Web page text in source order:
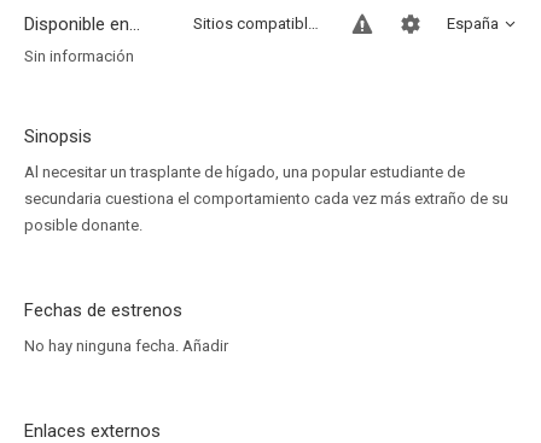
Disponible en... España
Sitios compatibles
Sin información
Sinopsis
Al necesitar un trasplante de hígado, una popular estudiante de
secundaria cuestiona el comportamiento cada vez más extraño de su
posible donante.
Fechas de estrenos
No hay ninguna fecha. Añadir
Enlaces externos